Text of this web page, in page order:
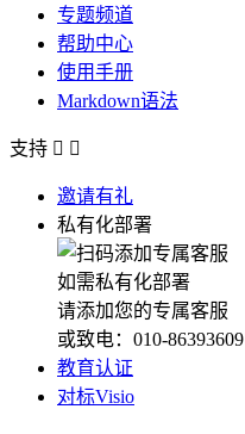
专题频道
帮助中心
使用手册
Markdown语法
支持  
邀请有礼
私有化部署
如需私有化部署
请添加您的专属客服
或致电：010-86393609
教育认证
对标Visio